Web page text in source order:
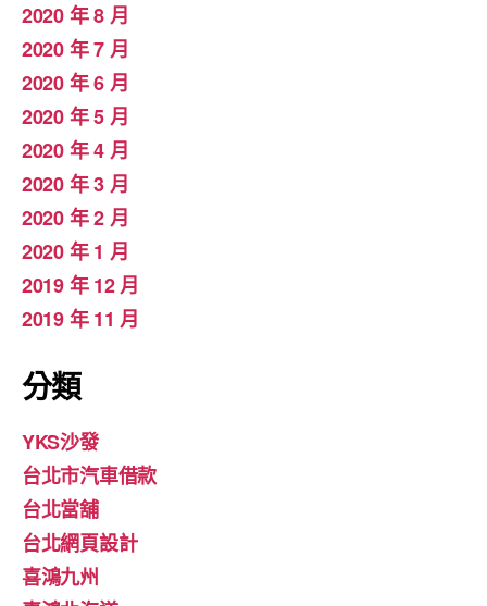
2020 年 8 月
2020 年 7 月
2020 年 6 月
2020 年 5 月
2020 年 4 月
2020 年 3 月
2020 年 2 月
2020 年 1 月
2019 年 12 月
2019 年 11 月
分類
YKS沙發
台北市汽車借款
台北當舖
台北網頁設計
喜鴻九州